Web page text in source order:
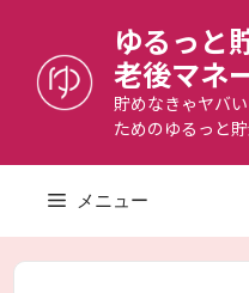
へ
ゆるっと
老後マネ
貯めなきゃヤバ
ためのゆるっと
メニュー